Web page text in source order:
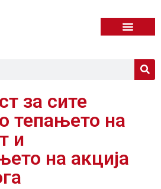
за сите
тепањето на
и
на акција